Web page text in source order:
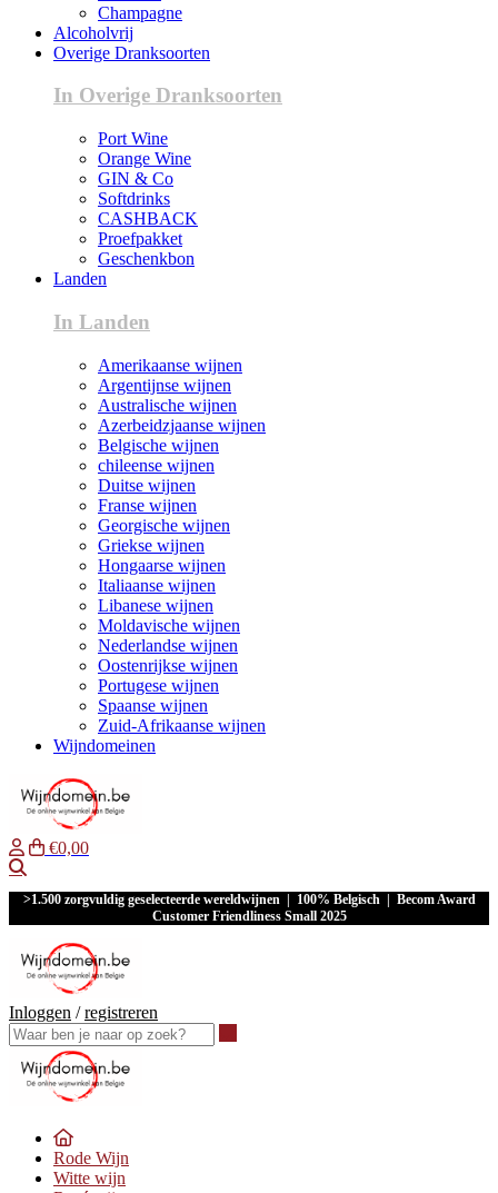
Champagne
Alcoholvrij
Overige Dranksoorten
In Overige Dranksoorten
Port Wine
Orange Wine
GIN & Co
Softdrinks
CASHBACK
Proefpakket
Geschenkbon
Landen
In Landen
Amerikaanse wijnen
Argentijnse wijnen
Australische wijnen
Azerbeidzjaanse wijnen
Belgische wijnen
chileense wijnen
Duitse wijnen
Franse wijnen
Georgische wijnen
Griekse wijnen
Hongaarse wijnen
Italiaanse wijnen
Libanese wijnen
Moldavische wijnen
Nederlandse wijnen
Oostenrijkse wijnen
Portugese wijnen
Spaanse wijnen
Zuid-Afrikaanse wijnen
Wijndomeinen
€0,00
>1.500 zorgvuldig geselecteerde wereldwijnen | 100% Belgisch | Becom Award
Customer Friendliness Small 2025
Inloggen /registreren
Rode Wijn
Witte wijn